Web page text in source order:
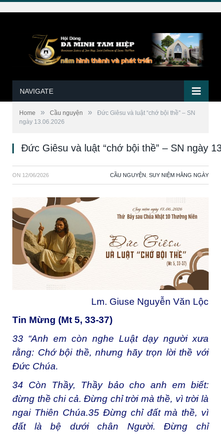
NAVIGATE
Home » Cầu nguyện »
Đức Giêsu và luật “chớ bội thề” – SN
ngày 13.06.2026
Đức Giêsu và luật “chớ bội thề” – SN ngày
ON 12/06/2026 CẦU NGUYỆN SUY NIỆM HẰNG NGÀY
Lm. Giuse Nguyễn Văn Lộc
Tin Mừng (Mt 5, 33-37)
33 “Anh em còn nghe Luật dạy người xưa
rằng: Chớ bội thề, nhưng hãy trọn lời thề với
Đức Chúa.
34 Còn Thầy, Thầy bảo cho anh em biết:
đừng thề chi cả. Đừng chỉ trời mà thề, vì trời là
ngai Thiên Chúa.35 Đừng chỉ đất mà thề, vì
đất là bệ dưới chân Người. Đừng chỉ